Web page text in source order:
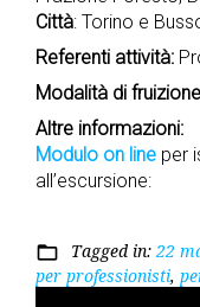
Città: Torino e
Referenti attività:
Modalità di
Altre informazioni:
Modulo on line per
all’escursione:
folder_open Tagged in: 22
per professionisti,